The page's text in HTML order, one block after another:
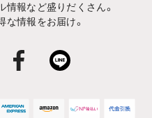
報など盛りだくさん。
情報をお届け。